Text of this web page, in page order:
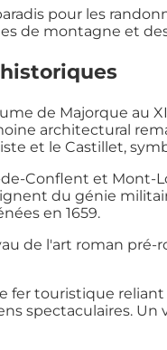
pour les
de montagne et
de Majorque au
architectural
et le Castillet,
de-Conflent et Mont-
du génie
en 1659.
de l'art roman pré-
fer touristique
spectaculaires. Un